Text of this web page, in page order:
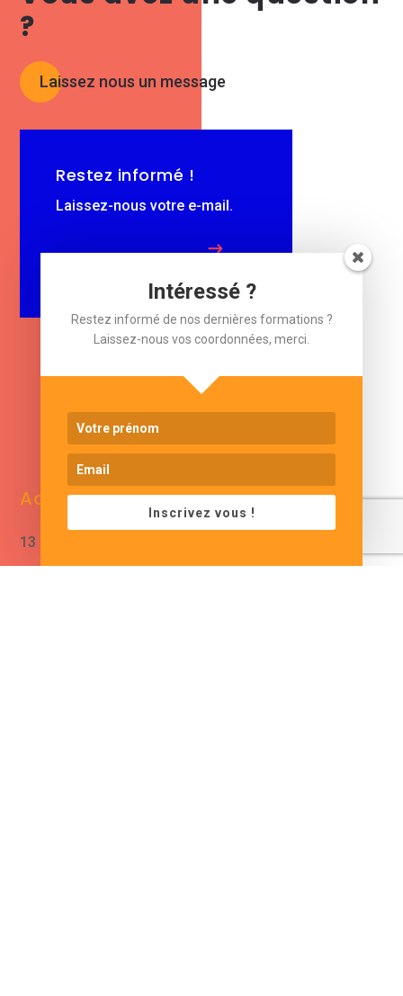
?
Laissez nous un message
Restez informé !
Laissez-nous votre e-mail.
$
www.cjformation.com
Adresse
13 bis rue de Baracca
Contacts
Intéressé ?
Restez informé de nos dernières formations ?
Laissez-nous vos coordonnées, merci.
Inscrivez vous !